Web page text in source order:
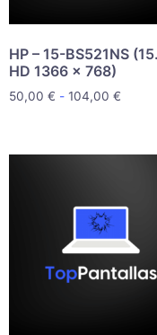
HP – 15-BS521NS
HD 1366 x 768)
50,00 € - 104,00 €